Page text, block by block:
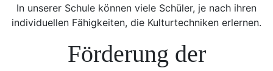
In unserer Schule können viele Schüler, je nach ihren
individuellen Fähigkeiten, die Kulturtechniken erlernen.
Förderung der